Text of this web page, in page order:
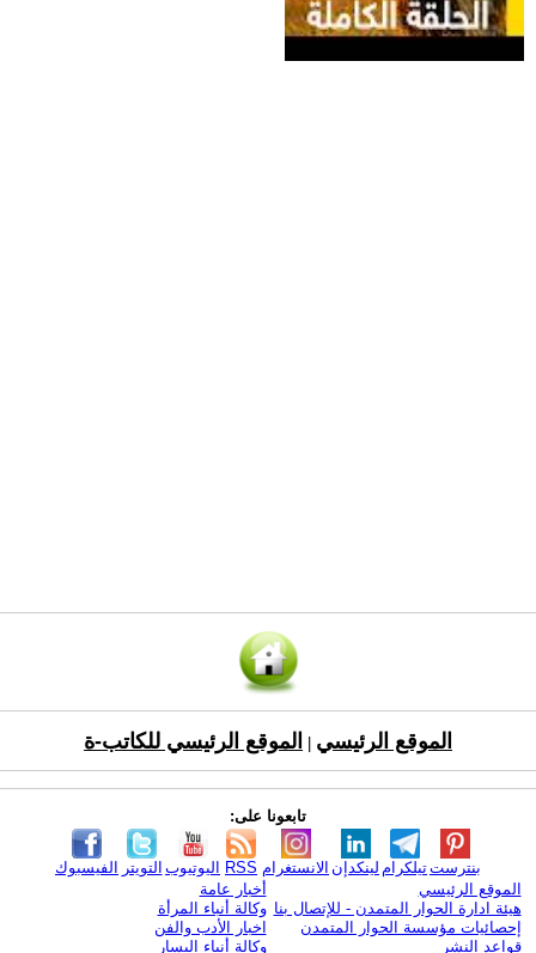
الموقع الرئيسي الموقع الرئيسي للكاتب-ة
تابعونا على:
الفيسبوك التويتر اليوتيوب RSS الانستغرام لينكدإن تيلكرامبنترست
الموقع الرئيسي
هيئة ادارة الحوار المتمدن - للإتصال بنا
إحصائيات مؤسسة الحوار المتمدن
قواعد النشر
أخبار عامة
وكالة أنباء المرأة
اخبار الأدب والفن
وكالة أنباء اليسار